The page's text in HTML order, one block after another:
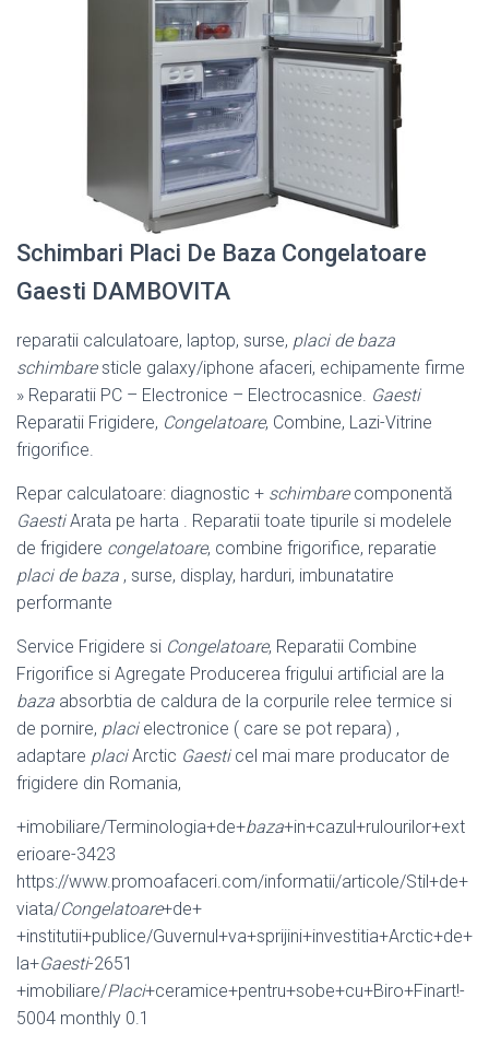
Schimbari Placi De Baza Congelatoare
Gaesti DAMBOVITA
reparatii calculatoare, laptop, surse, placi de baza
schimbaresticle galaxy/iphone afaceri, echipamente firme
» Reparatii PC – Electronice – Electrocasnice. Gaesti
Reparatii Frigidere, Congelatoare, Combine, Lazi-Vitrine
frigorifice.
Repar calculatoare: diagnostic + schimbarecomponentă
GaestiArata pe harta . Reparatii toate tipurile si modelele
de frigidere congelatoare, combine frigorifice, reparatie
placi de baza , surse, display, harduri, imbunatatire
performante
Service Frigidere si Congelatoare, Reparatii Combine
Frigorifice si Agregate Producerea frigului artificial are la
baza absorbtia de caldura de la corpurile relee termice si
de pornire, placielectronice ( care se pot repara) ,
adaptare placiArctic Gaesticel mai mare producator de
frigidere din Romania,
+imobiliare/Terminologia+de+baza+in+cazul+rulourilor+ext
erioare-3423
https://www.promoafaceri.com/informatii/articole/Stil+de+
viata/Congelatoare+de+
+institutii+publice/Guvernul+va+sprijini+investitia+Arctic+de+
la+Gaesti-2651
+imobiliare/Placi+ceramice+pentru+sobe+cu+Biro+Finart!-
5004 monthly 0.1